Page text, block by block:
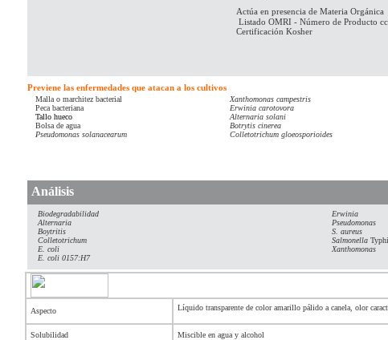
Actúa en presencia de Materia Orgánica
Listado OMRI - Número de Producto
Certificación Kosher
Previene las enfermedades que atacan a los cultivos
Malla o marchitez bacterial
Peca bacteriana
Tallo hueco
Bolsa de agua
Pseudomonas solanacearum
Xanthomonas campestris
Erwinia carotovora
Alternaria solani
Botrytis cinerea
Colletotrichum gloeosporioides
Análisis
Biodegradabilidad
Erwinia
Alternaria
Pseudomonas
Boytritis
S. aureus
Colletotrichum
Salmonella Typhi
E. coli
Xanthomonas
E. coli 0157:H7
Aspecto Líquido transparente de color amarillo pálido a canela, olor
Solubilidad Miscible en agua y alcohol